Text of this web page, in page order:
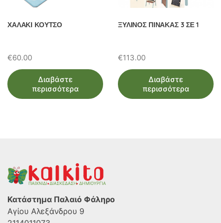
ΧΑΛΑΚΙ ΚΟΥΤΣΟ
€60.00
Διαβάστε
περισσότερα
ΞΥΛΙΝΟΣ ΠΙΝΑΚΑΣ 3 ΣΕ 1
€113.00
Διαβάστε
περισσότερα
Κατάστημα Παλαιό Φάληρο
Αγίου Αλεξάνδρου 9